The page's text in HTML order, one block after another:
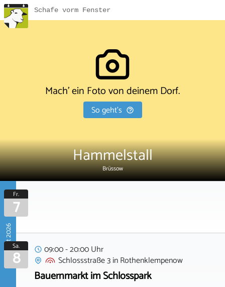
Schafe vorm Fenster
Mach' ein Foto von deinem Dorf.
So geht's
Hammelstall
Brüssow
August 2026
Fr.
7
Sa.
8
09:00 - 20:00 Uhr
Schlossstraße 3inRothenklempenow
Bauernmarkt im Schlosspark